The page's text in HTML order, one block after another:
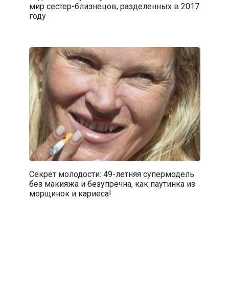
мир сестер-близнецов, разделенных в 2017
году
Секрет молодости: 49-летняя супермодель
без макияжа и безупречна, как паутинка из
морщинок и кариеса!